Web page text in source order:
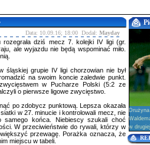
Data: 10.09.16; 18:00 Dodał: Mayday
dziś mecz 7. kolejki IV ligi (gr.
ale wyjazdu nie będą wspominać miło.
śląskiej grupie IV ligi chorzowian nie był
na swoim koncie zaledwie punkt.
w Pucharze Polski (5:2 ze
o pierwsze ligowe zwycięstwo.
po zdobycz punktową. Lepsza okazała
w 27. minucie i kontrolowali mecz, nie
samego końca. Niebiescy szukali choć
W przeciwieństwie do rywali, którzy w
przewagę. Porażka oznacza, że
miejscu w tabeli.
w